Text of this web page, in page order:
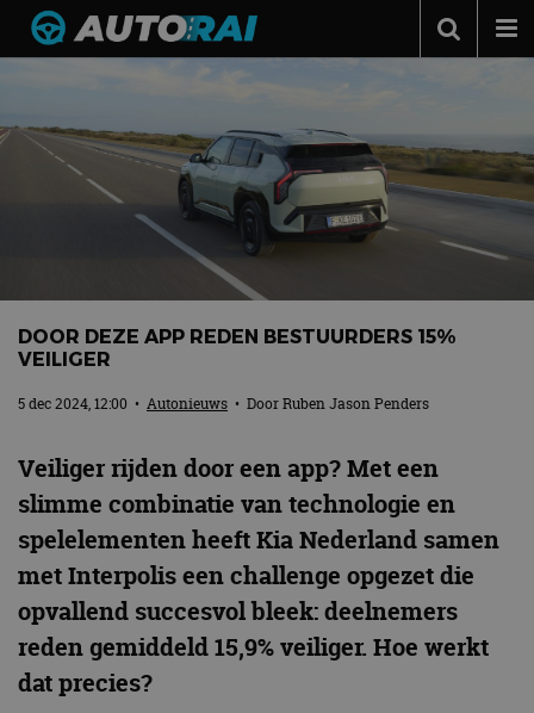
Podcast
Autotests
Automerken
Contact
MotorRAI.nl
DOOR DEZE APP REDEN BESTUURDERS 15%
VEILIGER
5 dec 2024, 12:00 • Autonieuws • DoorRuben Jason Penders
Veiliger rijden door een app? Met een
slimme combinatie van technologie en
spelelementen heeft Kia Nederland samen
met Interpolis een challenge opgezet die
opvallend succesvol bleek: deelnemers
reden gemiddeld 15,9% veiliger. Hoe werkt
dat precies?